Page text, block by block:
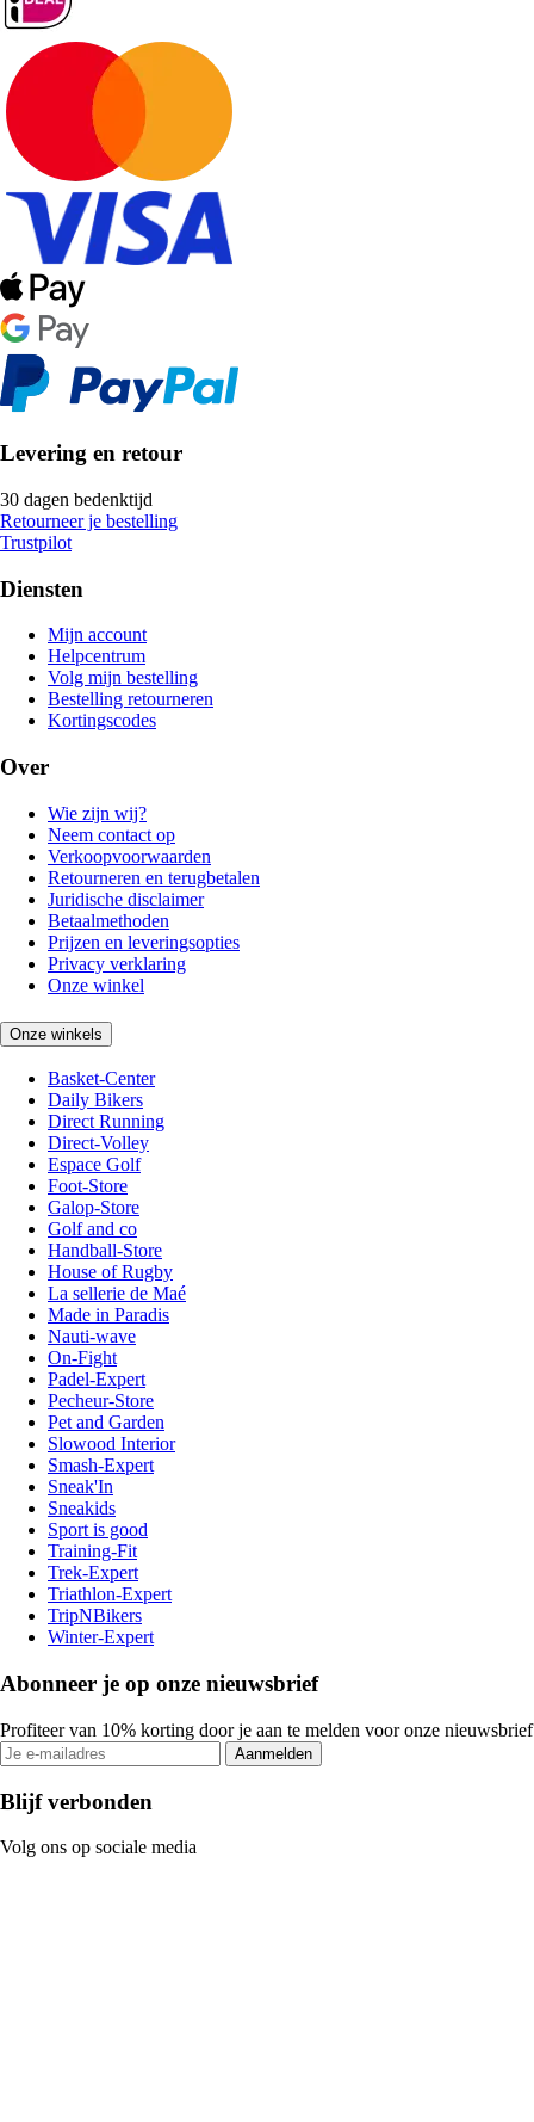
Levering en retour
30 dagen bedenktijd
Retourneer je bestelling
Trustpilot
Diensten
Mijn account
Helpcentrum
Volg mijn bestelling
Bestelling retourneren
Kortingscodes
Over
Wie zijn wij?
Neem contact op
Verkoopvoorwaarden
Retourneren en terugbetalen
Juridische disclaimer
Betaalmethoden
Prijzen en leveringsopties
Privacy verklaring
Onze winkel
Onze winkels
Basket-Center
Daily Bikers
Direct Running
Direct-Volley
Espace Golf
Foot-Store
Galop-Store
Golf and co
Handball-Store
House of Rugby
La sellerie de Maé
Made in Paradis
Nauti-wave
On-Fight
Padel-Expert
Pecheur-Store
Pet and Garden
Slowood Interior
Smash-Expert
Sneak'In
Sneakids
Sport is good
Training-Fit
Trek-Expert
Triathlon-Expert
TripNBikers
Winter-Expert
Abonneer je op onze nieuwsbrief
Profiteer van 10% korting door je aan te melden voor onze nieuwsbrief
Aanmelden
Blijf verbonden
Volg ons op sociale media